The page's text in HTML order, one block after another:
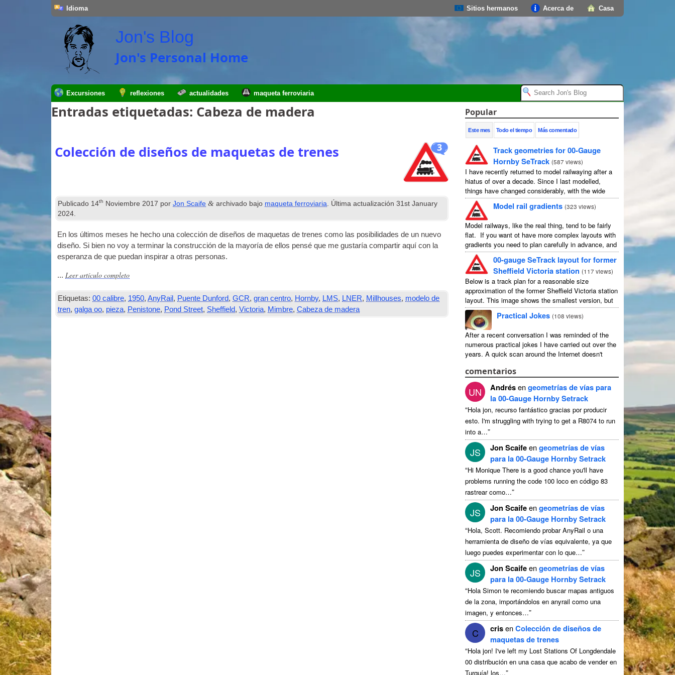
Casa
Acerca de
Sitios hermanos
Idioma
Jon's Blog
Jon's Personal Home
Excursiones reflexiones actualidades maqueta ferroviaria
Entradas etiquetadas: Cabeza de madera
3
Colección de diseños de maquetas de trenes
Publicado 14th Noviembre 2017 porJon Scaife & archivado bajo maqueta ferroviaria. Última actualización31st January
2024.
En los últimos meses he hecho una colección de diseños de maquetas de trenes como las posibilidades de un nuevo
diseño. Si bien no voy a terminar la construcción de la mayoría de ellos pensé que me gustaría compartir aquí con la
esperanza de que puedan inspirar a otras personas.
... Leer artículo completo
Etiquetas: 00 calibre, 1950,AnyRail, Puente Dunford,GCR,gran centro, Hornby, LMS, LNER, Millhouses, modelo de
tren,galga oo, pieza, Penistone, Pond Street, Sheffield,Victoria, Mimbre,Cabeza de madera
Popular
Este mes Todo el tiempo Más comentado
Track geometries for 00-Gauge
Hornby SeTrack (587 views)
I have recently returned to model railwaying after a
hiatus of over a decade. Since I last modelled,
things have changed considerably, with the wide
availability of modelling software which allows
layouts to be carefully ...
Model rail gradients (323 views)
Model railways, like the real thing, tend to be fairly
flat. If you want ot have more complex layouts with
gradients you need to plan carefully in advance, and
avoid the temptation to create an ...
00-gauge SeTrack layout for former
Sheffield Victoria station (117 views)
Below is a track plan for a reasonable size
approximation of the former Sheffield Victoria station
layout. This image shows the smallest version, but
there is a medium and a large, and I have no ...
Practical Jokes (108 views)
After a recent conversation I was reminded of the
numerous practical jokes I have carried out over the
years. A quick scan around the Internet doesn't
harmless ...
comentarios
UN Andrésengeometrías de vías para
la 00-Gauge Hornby Setrack
“Hola jon, recurso fantástico gracias por producir
esto. I'm struggling with trying to get a R8074 to run
into a…”
JS Jon Scaifeengeometrías de vías
para la 00-Gauge Hornby Setrack
“Hi Monique There is a good chance you'll have
problems running the code 100 loco en código 83
rastrear como…”
JS Jon Scaifeengeometrías de vías
para la 00-Gauge Hornby Setrack
“Hola, Scott. Recomiendo probar AnyRail o una
herramienta de diseño de vías equivalente, ya que
luego puedes experimentar con lo que…”
JS Jon Scaifeengeometrías de vías
para la 00-Gauge Hornby Setrack
“Hola Simon te recomiendo buscar mapas antiguos
de la zona, importándolos en anyrail como una
imagen, y entonces…”
C crisenColección de diseños de
maquetas de trenes
“Hola jon! I've left my Lost Stations Of Longdendale
00 distribución en una casa que acabo de vender en
Turquía! los…”